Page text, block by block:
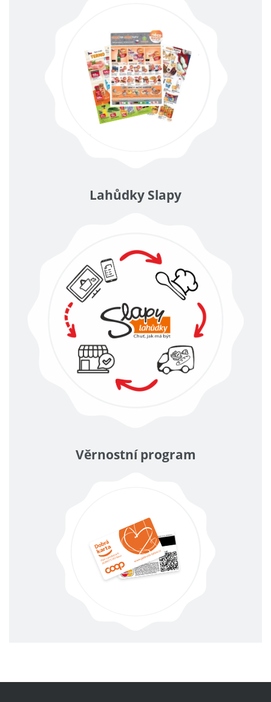
Lahůdky Slapy
Věrnostní program